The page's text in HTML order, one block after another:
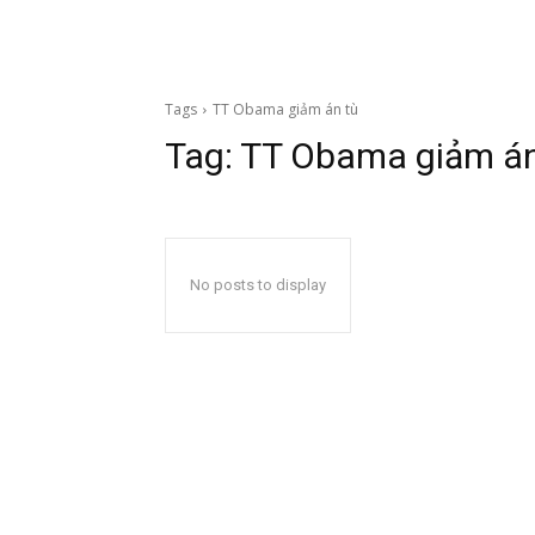
Tags TT Obama giảm án tù
Tag: TT Obama giảm
No posts to display